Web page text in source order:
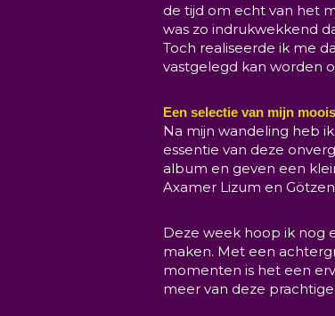
de tijd om echt van het
was zo indrukwekkend
Toch realiseerde ik me
vastgelegd kan worden
Een selectie van mijn
Na mijn wandeling heb
essentie van deze
album en geven een
Axamer Lizum en
Deze week hoop ik nog
maken. Met een
momenten is het een
meer van deze